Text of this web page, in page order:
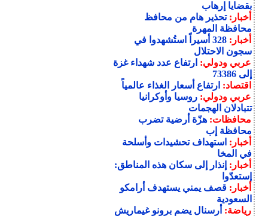
بقضايا إرهاب
أخبار:تحذير هام من محافظ
محافظة المهرة
أخبار:
328 أسيراً استُشهدوا في
سجون الاحتلال
عربي ودولي: ارتفاع عدد شهداء غزة
إلى 73386
اقتصاد: ارتفاع أسعار الغذاء عالمياً
عربي ودولي:روسيا وأوكرانيا
تتبادلان الهجمات
محافظات:هزّة أرضية تضرب
محافظة إب
أخبار: استهداف تحشيدات وأسلحة
في المخا
أخبار: إنذار إلى سكان هذه المناطق:
إستعدّوا
أخبار:قصف يمني يستهدف أرامكو
السعودية
رياضة: أرسنال يضم برونو غيماريش